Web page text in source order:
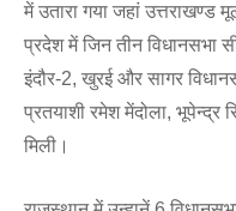
में उतारा गया जहां
प्रदेश में जिन तीन विधानसभा
इंदौर-2, खुरई और सागर
प्रतयाशी रमेश मेंदोला,
मिली।